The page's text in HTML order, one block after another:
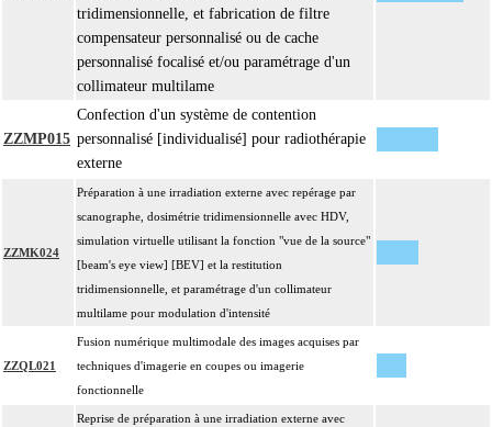
tridimensionnelle, et fabrication de filtre
compensateur personnalisé ou de cache
personnalisé focalisé et/ou paramétrage d'un
collimateur multilame
ZZMP015
Confection d'un système de contention
personnalisé [individualisé] pour radiothérapie
externe
ZZMK024
Préparation à une irradiation externe avec repérage par
scanographe, dosimétrie tridimensionnelle avec HDV,
simulation virtuelle utilisant la fonction "vue de la source"
[beam's eye view] [BEV] et la restitution
tridimensionnelle, et paramétrage d'un collimateur
multilame pour modulation d'intensité
ZZQL021
Fusion numérique multimodale des images acquises par
techniques d'imagerie en coupes ou imagerie
fonctionnelle
Reprise de préparation à une irradiation externe avec